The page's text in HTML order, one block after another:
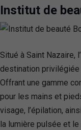
Institut de
Situé à Saint Nazaire,
destination privilégiée
Offrant une gamme
pour les mains et
visage, l’épilation,
la lumière pulsée et